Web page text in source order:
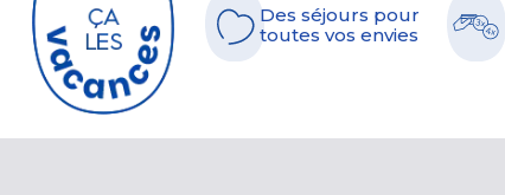
Des séjours pour
toutes vos envies